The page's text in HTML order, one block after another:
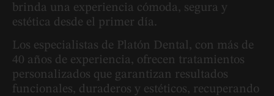
brinda una experiencia cómoda, segura y
estética desde el primer día.
Los especialistas de Platón Dental, con más de
40 años de experiencia, ofrecen tratamientos
personalizados que garantizan resultados
funcionales, duraderos y estéticos, recuperando